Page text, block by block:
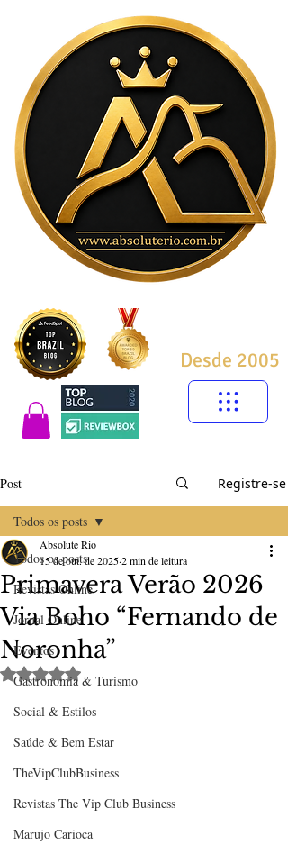
Desde 2005
Post Registre-se
Todos os posts
Revistas Online
Jornal Online
Eventos
Gastronomia & Turismo
Social & Estilos
Saúde & Bem Estar
TheVipClubBusiness
Revistas The Vip Club Business
Marujo Carioca
Todos os posts
Primavera Verão 2026
Via Boho “Fernando de
Noronha”
Absolute Rio
15 de out. de 20252 min de leitura
Avaliado com NaN de 5 estrelas.